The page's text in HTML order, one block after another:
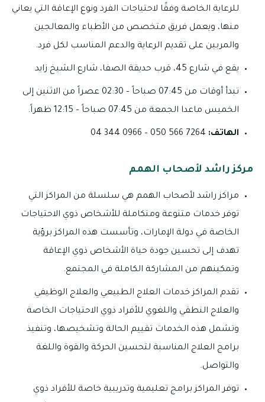
للرعاية الخاصة وفقًا لاحتياجات الفرد ونوع الإعاقة التي يعاني
منها، ويعمل فريق متخصص من الأطباء والمعالجين
والمربين على تقديم الرعاية والدعم المناسب لكل فرد.
يقع في شارع 45، قرب حديقة الصفا، شارع الشيخ زايد
تبدأ أوقات من 07:45 صباحاً – 02:30 عصراً من الاثنين إلى
الخميس ماعدا الجمعة من 07:45 صباحاً – 12:15 ظهراً.
الهاتف:
مركز راشد لأصحاب الهمم
مراكز راشد لأصحاب الهمم هي سلسلة من المراكز التي
توفر خدمات متنوعة ومتكاملة للأشخاص ذوي الاحتياجات
الخاصة في دولة الإمارات، وتأسست هذه المراكز برؤية
تهدف إلى تحسين جودة حياة الأشخاص ذوي الإعاقة
وتمكينهم من المشاركة الكاملة في المجتمع.
تقدم المراكز خدمات العلاج الطبيعي والعلاج الوظيفي
والعلاج النطقي واللغوي للأفراد ذوي الاحتياجات الخاصة
وتشمل هذه الخدمات تقييم الحالة وتشخيصها، وتنفيذ
برامج العلاج المناسبة لتحسين الحركة والقوة واللغة
والتواصل.
توفر المراكز برامج تعليمية وتدريبية خاصة للأفراد ذوي